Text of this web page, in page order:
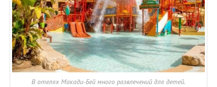
В отелях Макади-Бей много развлечений для детей.